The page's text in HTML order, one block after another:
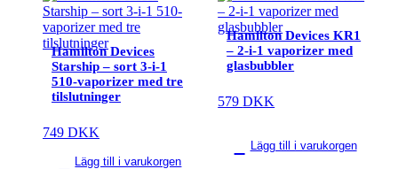
Hamilton Devices
Starship – sort 3-i-1
510-vaporizer med tre
tilslutninger
749 DKK
Lägg till i varukorgen
Hamilton Devices KR1
– 2-i-1 vaporizer med
glasbubbler
579DKK
Lägg till i varukorgen